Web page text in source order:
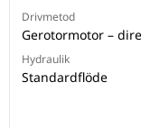
Drivmetod
Gerotormotor –
Hydraulik
Standardflöde